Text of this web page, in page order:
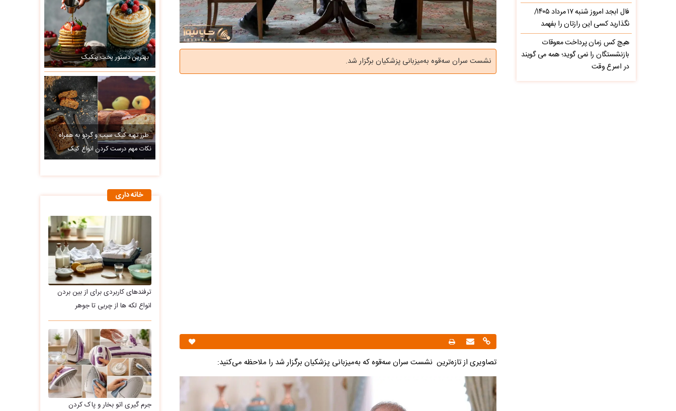
نشست سران سه‌قوه به‌میزبانی پزشکیان برگزار شد.
تصاویری از تازه‌ترین نشست سران سه‌قوه که به‌میزبانی پزشکیان برگزار شد را ملاحظه می‌کنید:
بهترین دستور پخت پنکیک
طرز تهیه کیک سیب و گردو به همراه
نکات مهم درست کردن انواع کیک
خانه داری
ترفندهای کاربردی برای از بین بردن
انواع لکه ها از چربی تا جوهر
جرم گیری اتو بخار و پاک کردن
فال ابجد امروز شنبه ۱۷ مرداد ۱۴۰۵/
نگذارید کسی این رازتان را بفهمد
هیچ کس زمان پرداخت معوقات
بازنشستگان را نمی گوید؛ همه می گویند
در اسرع وقت